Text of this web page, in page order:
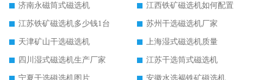
济南永磁筒式磁选机
江西铁矿磁选机如何配置
江苏铁矿磁选机多少钱1台
苏州干选磁选机厂家
天津矿山干选磁选机
上海湿式磁选机质量
四川湿式磁选机生产厂家
江苏干选筒式磁选机
宁夏干选磁选机图片
安徽水选褐铁矿磁选机